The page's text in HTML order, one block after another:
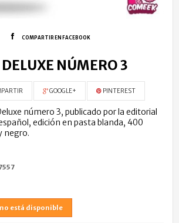
COMPARTIR EN FACEBOOK
NÚMERO 3
GOOGLE+ PINTEREST
número 3, publicado por la editorial
edición en pasta blanda, 400
negro.
está disponible